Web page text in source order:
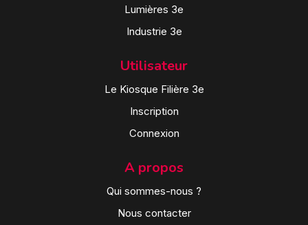
Lumières 3e
Industrie 3e
Utilisateur
Le Kiosque Filière 3e
Inscription
Connexion
A propos
Qui sommes-nous ?
Nous contacter